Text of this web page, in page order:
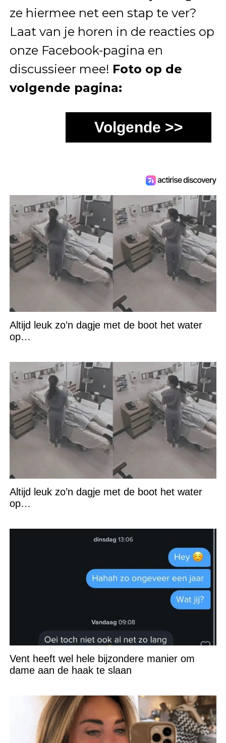
ze hiermee net een stap te ver?
Laat van je horen in de reacties op
onze Facebook-pagina en
discussieer mee! Foto op de
volgende pagina:
Volgende >>
Altijd leuk zo’n dagje met de boot het water
op…
Altijd leuk zo’n dagje met de boot het water
op…
Vent heeft wel hele bijzondere manier om
dame aan de haak te slaan